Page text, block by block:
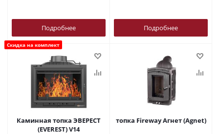
Подробнее Подробнее
Скидка на комплект
Каминная топка ЭВЕРЕСТ
(EVEREST) V14
топка Fireway Агнет (Agnet)